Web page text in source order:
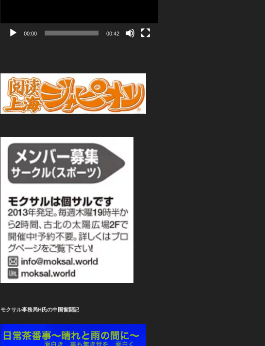
ー
00:00 00:42
モクサル事務局H氏の中国奮闘記